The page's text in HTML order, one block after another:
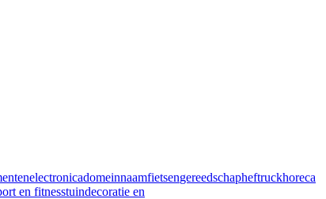
domeinnaamfietsengereedschapheftruckhoreca
en fitnesstuindecoratie en